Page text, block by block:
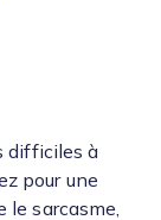
difficiles à
pour une
le sarcasme,